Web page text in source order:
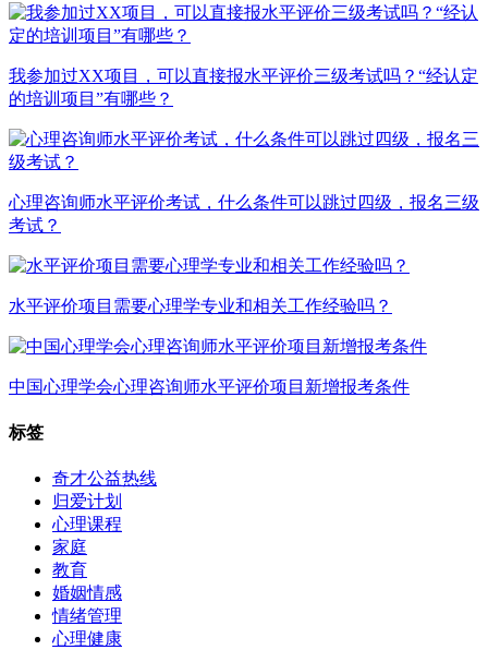
我参加过XX项目，可以直接报水平评价三级考试吗？“经认定
的培训项目”有哪些？
心理咨询师水平评价考试，什么条件可以跳过四级，报名三级
考试？
水平评价项目需要心理学专业和相关工作经验吗？
中国心理学会心理咨询师水平评价项目新增报考条件
标签
奇才公益热线
归爱计划
心理课程
家庭
教育
婚姻情感
情绪管理
心理健康